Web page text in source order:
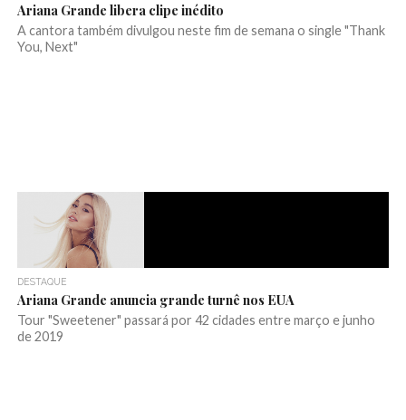
Ariana Grande libera clipe inédito
A cantora também divulgou neste fim de semana o single "Thank
You, Next"
DESTAQUE
Ariana Grande anuncia grande turnê nos EUA
Tour "Sweetener" passará por 42 cidades entre março e junho
de 2019